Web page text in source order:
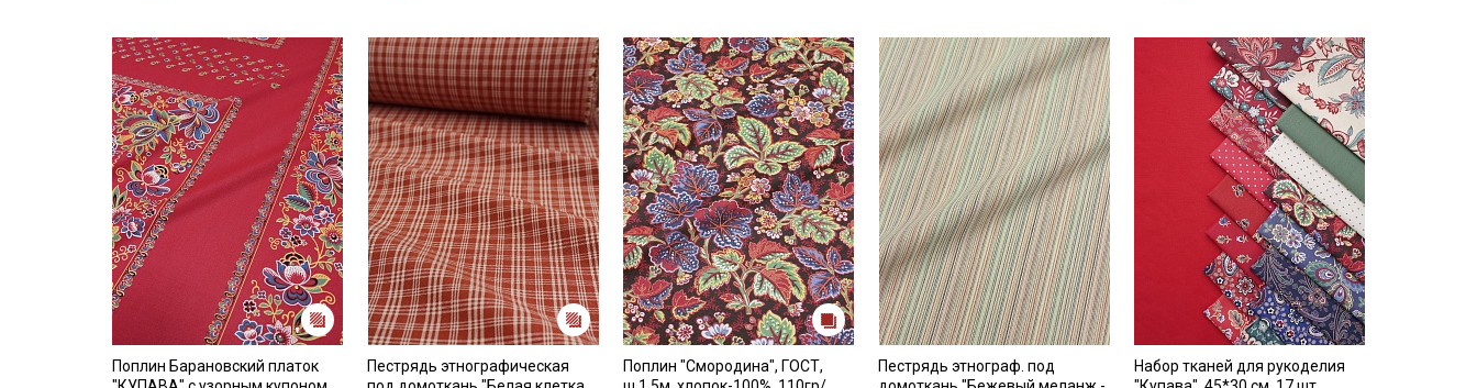
Поплин Барановский платок
Пестрядь этнографическая
Поплин "Смородина", ГОСТ,
Пестрядь этнограф. под
Набор тканей для рукоделия
данных
и даюСогласие на обработку персональных
данных
ДаюСогласие на получение рекламных и
информационных рассылок